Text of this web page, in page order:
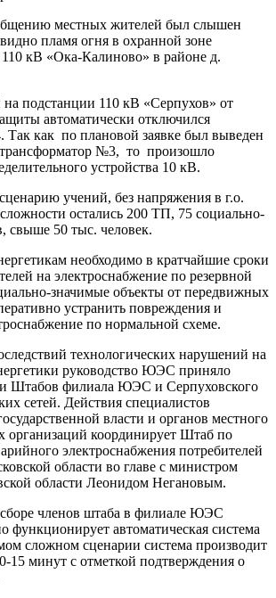
местных жителей был слышен
пламя огня в охранной зоне
кВ «Ока-Калиново» в районе д.
подстанции 110 кВ «Серпухов» от
автоматически отключился
Так как по плановой заявке был выведен
№3, то произошло
устройства 10 кВ.
учений, без напряжения в г.о.
остались 200 ТП, 75 социально-
свыше 50 тыс. человек.
необходимо в кратчайшие сроки
на электроснабжение по резервной
значимые объекты от передвижных
устранить повреждения и
по нормальной схеме.
технологических нарушений на
руководство ЮЭС приняло
Штабов филиала ЮЭС и Серпуховского
сетей. Действия специалистов
власти и органов местного
организаций координирует Штаб по
электроснабжения потребителей
области во главе с министром
области Леонидом Негановым.
членов штаба в филиале ЮЭС
функционирует автоматическая система
сложном сценарии система производит
15 минут с отметкой подтверждения о